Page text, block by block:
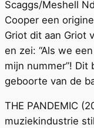
Scaggs/Meshell
Cooper een
Griot dit aan Griot
en zei: “Als we
mijn nummer”! Dit
geboorte van de
THE PANDEMIC
muziekindustrie